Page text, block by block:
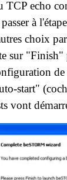
TCP echo
à
choix
sur
start"
vont